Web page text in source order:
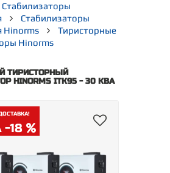
Стабилизаторы
Стабилизаторы
Hinorms
Тиристорные
Hinorms
ТИРИСТОРНЫЙ
HINORMS ITK95 - 30 КВА
18